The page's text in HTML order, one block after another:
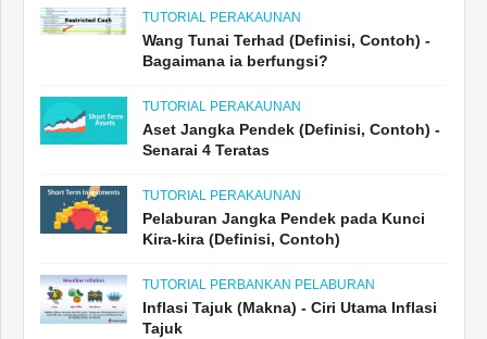
TUTORIAL PERAKAUNAN
Wang Tunai Terhad (Definisi, Contoh) -
Bagaimana ia berfungsi?
TUTORIAL PERAKAUNAN
Aset Jangka Pendek (Definisi, Contoh) -
Senarai 4 Teratas
TUTORIAL PERAKAUNAN
Pelaburan Jangka Pendek pada Kunci
Kira-kira (Definisi, Contoh)
TUTORIAL PERBANKAN PELABURAN
Inflasi Tajuk (Makna) - Ciri Utama Inflasi
Tajuk